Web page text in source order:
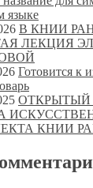
языке
В КНИИ
ЛЕКЦИЯ
Готовится к
КНИИ